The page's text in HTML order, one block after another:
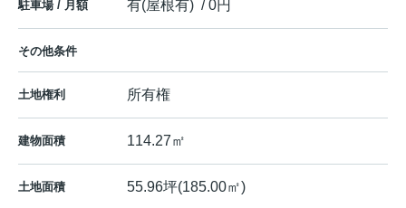
駐車場 / 月額 有(屋根有) / 0円
その他条件
土地権利 所有権
建物面積 114.27㎡
土地面積 55.96坪(185.00㎡)